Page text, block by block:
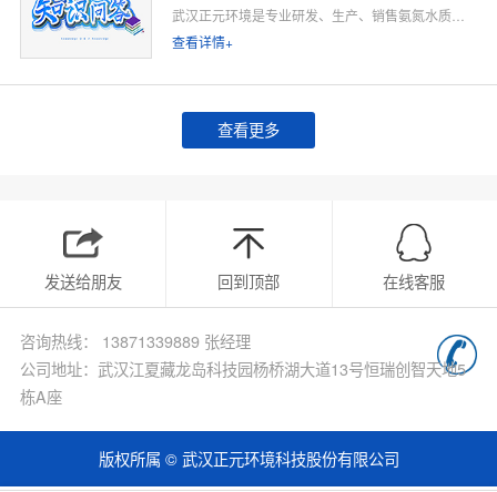
查看详情+
查看更多
发送给朋友 回到顶部 在线客服
咨询热线： 13871339889 张经理
公司地址：武汉江夏藏龙岛科技园杨桥湖大道13号恒瑞创智天地5
栋A座
版权所属 © 武汉正元环境科技股份有限公司